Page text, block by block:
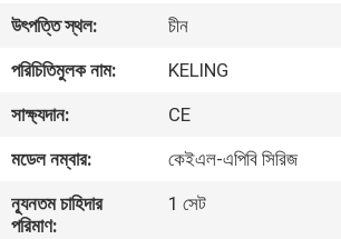
আমাদের
সম্বন্ধে
কারখানা
পরিদর্শন
উৎপত্তি স্থল:
চীন
পরিচিতিমুলক নাম:
KELING
সাক্ষ্যদান:
CE
মডেল নম্বার:
কেইএল-এপিবি সিরিজ
ন্যূনতম চাহিদার
পরিমাণ:
1 সেট